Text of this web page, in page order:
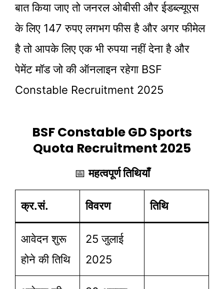
बात किया जाए तो जनरल ओबीसी और ईडब्ल्यूएस
के लिए 147 रुपए लगभग फीस है और अगर फीमेल
है तो आपके लिए एक भी रुपया नहीं देना है और
पेमेंट मॉड जो की ऑनलाइन रहेगा BSF
Constable Recruitment 2025
BSF Constable GD Sports
Quota Recruitment 2025
📅महत्वपूर्ण तिथियाँ
क्र.सं. विवरण तिथि
आवेदन शुरू
होने की तिथि
25 जुलाई
2025